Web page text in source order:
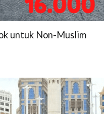
untuk Non-Muslim